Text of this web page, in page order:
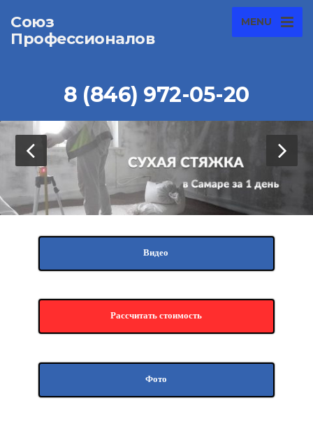
Союз
Профессионалов
MENU
8 (846) 972-05-20
Видео
Рассчитать стоимость
Фото